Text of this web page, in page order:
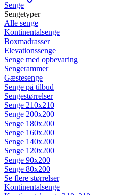
Senge
Sengetyper
Alle senge
Kontinentalsenge
Boxmadrasser
Elevationssenge
Senge med opbevaring
Sengerammer
Gæstesenge
Senge på tilbud
Sengestørrelser
Senge 210x210
Senge 200x200
Senge 180x200
Senge 160x200
Senge 140x200
Senge 120x200
Senge 90x200
Senge 80x200
Se flere størrelser
Kontinentalsenge